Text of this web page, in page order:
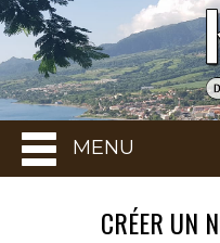
MENU
CRÉER UN